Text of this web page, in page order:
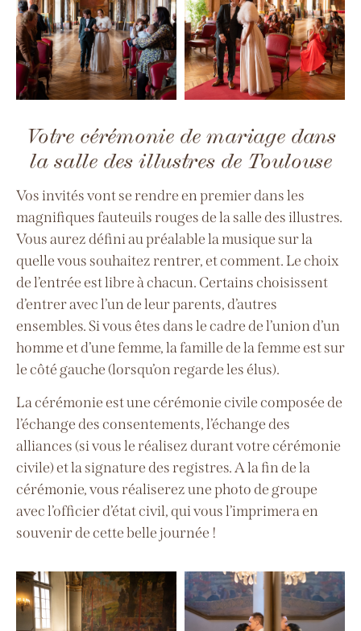
Votre cérémonie de mariage dans
la salle des illustres de Toulouse
Vos invités vont se rendre en premier dans les
magnifiques fauteuils rouges de la salle des illustres.
Vous aurez défini au préalable la musique sur la
quelle vous souhaitez rentrer, et comment. Le choix
de l’entrée est libre à chacun. Certains choisissent
d’entrer avec l’un de leur parents, d’autres
ensembles. Si vous êtes dans le cadre de l’union d’un
homme et d’une femme, la famille de la femme est sur
le côté gauche (lorsqu’on regarde les élus).
La cérémonie est une cérémonie civile composée de
l’échange des consentements, l’échange des
alliances (si vous le réalisez durant votre cérémonie
civile) et la signature des registres. A la fin de la
cérémonie, vous réaliserez une photo de groupe
avec l’officier d’état civil, qui vous l’imprimera en
souvenir de cette belle journée !